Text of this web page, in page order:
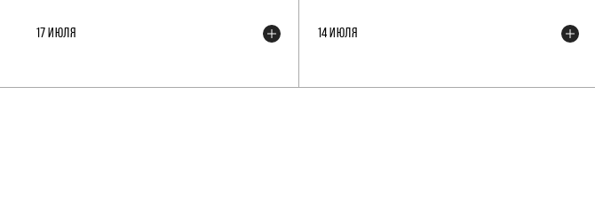
17 ИЮЛЯ 14 ИЮЛЯ